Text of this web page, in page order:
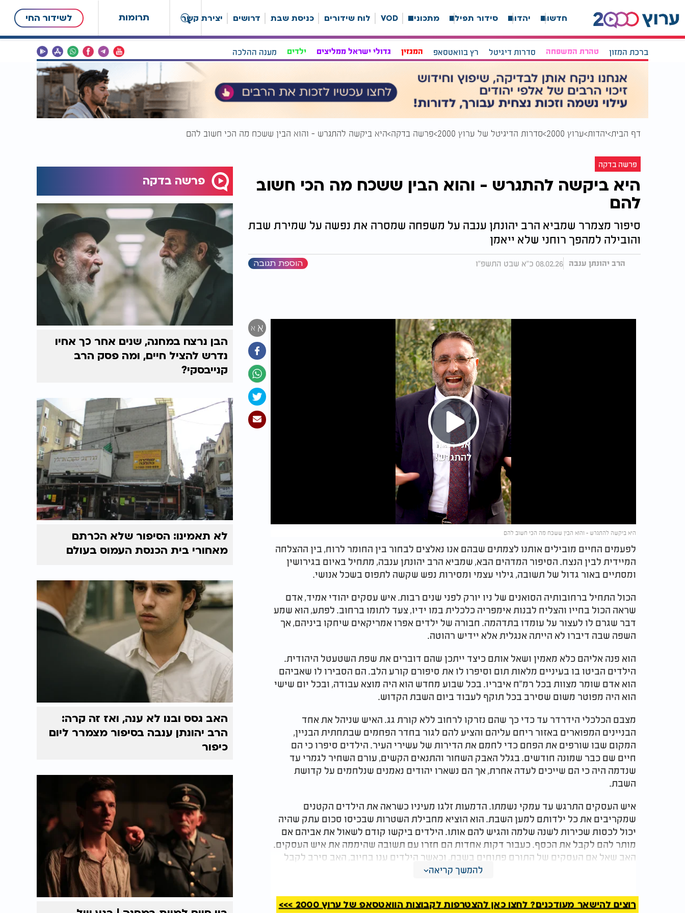
תרומות לשידור החי חדשות יהדות סידור תפילה מתכונים VOD לוח שידורים כניסת שבת דרושים יצירת קשר
ברכת המזון טהרת המשפחה סדרות דיגיטל רץ בוואטסאפ המגזין גדולי ישראל ממליצים ילדים מענה ההלכה
דף הבית יהדות ערוץ 2000 סדרות הדיגיטל של ערוץ 2000 פרשה בדקה היא ביקשה להתגרש - והוא הבין ששכח מה הכי חשוב להם
פרשה בדקה
היא ביקשה להתגרש - והוא הבין ששכח מה הכי חשוב
להם
סיפור מצמרר שמביא הרב יהונתן ענבה על משפחה שמסרה את נפשה על שמירת שבת
והובילה למהפך רוחני שלא ייאמן
הרב יהונתן ענבה 08.02.26 כ"א שבט התשפ"ו הוספת תגובה
א א
Play
Video
היא ביקשה להתגרש - והוא הבין ששכח מה הכי חשוב להם
לפעמים החיים מובילים אותנו לצמתים שבהם אנו נאלצים לבחור בין החומר לרוח, בין ההצלחה
המיידית לבין הנצח. הסיפור המדהים הבא, שמביא הרב יהונתן ענבה, מתחיל באיום בגירושין
ומסתיים באור גדול של תשובה, גילוי עצמי ומסירות נפש שקשה לתפוס בשכל אנושי.
הכול התחיל ברחובותיה הסואנים של ניו יורק לפני שנים רבות. איש עסקים יהודי אמיד, אדם
שראה הכול בחייו והצליח לבנות אימפריה כלכלית במו ידיו, צעד לתומו ברחוב. לפתע, הוא שמע
דבר שגרם לו לעצור על עומדו בתדהמה. חבורה של ילדים אפרו אמריקאים שיחקו ביניהם, אך
השפה שבה דיברו לא הייתה אנגלית אלא יידיש רהוטה.
הוא פנה אליהם כלא מאמין ושאל אותם כיצד ייתכן שהם דוברים את שפת השטעטל היהודית.
הילדים הביטו בו בעיניים מלאות תום וסיפרו לו את סיפורם קורע הלב. הם הסבירו לו שאביהם
הוא אדם שומר מצוות בכל רמ"ח איבריו. בכל שבוע מחדש הוא היה מוצא עבודה, ובכל יום שישי
הוא היה מפוטר משום שסירב בכל תוקף לעבוד ביום השבת הקדוש.
מצבם הכלכלי הידרדר עד כדי כך שהם נזרקו לרחוב ללא קורת גג. האיש שניהל את אחד
הבניינים המפוארים באזור ריחם עליהם והציע להם לגור בחדר הפחמים שבתחתית הבניין,
המקום שבו שורפים את הפחם כדי לחמם את הדירות של עשירי העיר. הילדים סיפרו כי הם
חיים שם כבר שמונה חודשים. בגלל האבק השחור והתנאים הקשים, עורם השחיר לגמרי עד
שנדמה היה כי הם שייכים לעדה אחרת, אך הם נשארו יהודים נאמנים שנלחמים על קדושת
השבת.
איש העסקים התרגש עד עמקי נשמתו. הדמעות זלגו מעיניו כשראה את הילדים הקטנים
שמקריבים את כל ילדותם למען השבת. הוא הוציא מחבילת השטרות שבכיסו סכום עתק שהיה
יכול לכסות שכירות לשנה שלמה והגיש להם אותו. הילדים ביקשו קודם לשאול את אביהם אם
מותר להם לקבל את הכסף. כעבור דקות אחדות הם חזרו עם תשובה שהיממה את איש העסקים.
האב שאל אם העסקים של התורם פתוחים בשבת, וכאשר הילדים ענו בחיוב, האב סירב לקבל
את הכסף. הוא אמר להם שאנשים שמוסרים את הנפש על השבת לא יכולים להשתמש בכסף
המלצות נוספות
להמשך קריאה
רוצים להישאר מעודכנים? לחצו כאן להצטרפות לקבוצות הוואטסאפ של ערוץ 2000 >>>
פרשה בדקה
הבן נרצח במחנה, שנים אחר כך אחיו
נדרש להציל חיים, ומה פסק הרב
קנייבסקי?
לא תאמינו: הסיפור שלא הכרתם
מאחורי בית הכנסת העמוס בעולם
האב גסס ובנו לא ענה, ואז זה קרה:
הרב יהונתן ענבה בסיפור מצמרר ליום
כיפור